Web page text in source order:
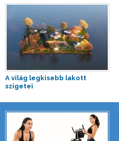
A világ legkisebb lakott
szigetei